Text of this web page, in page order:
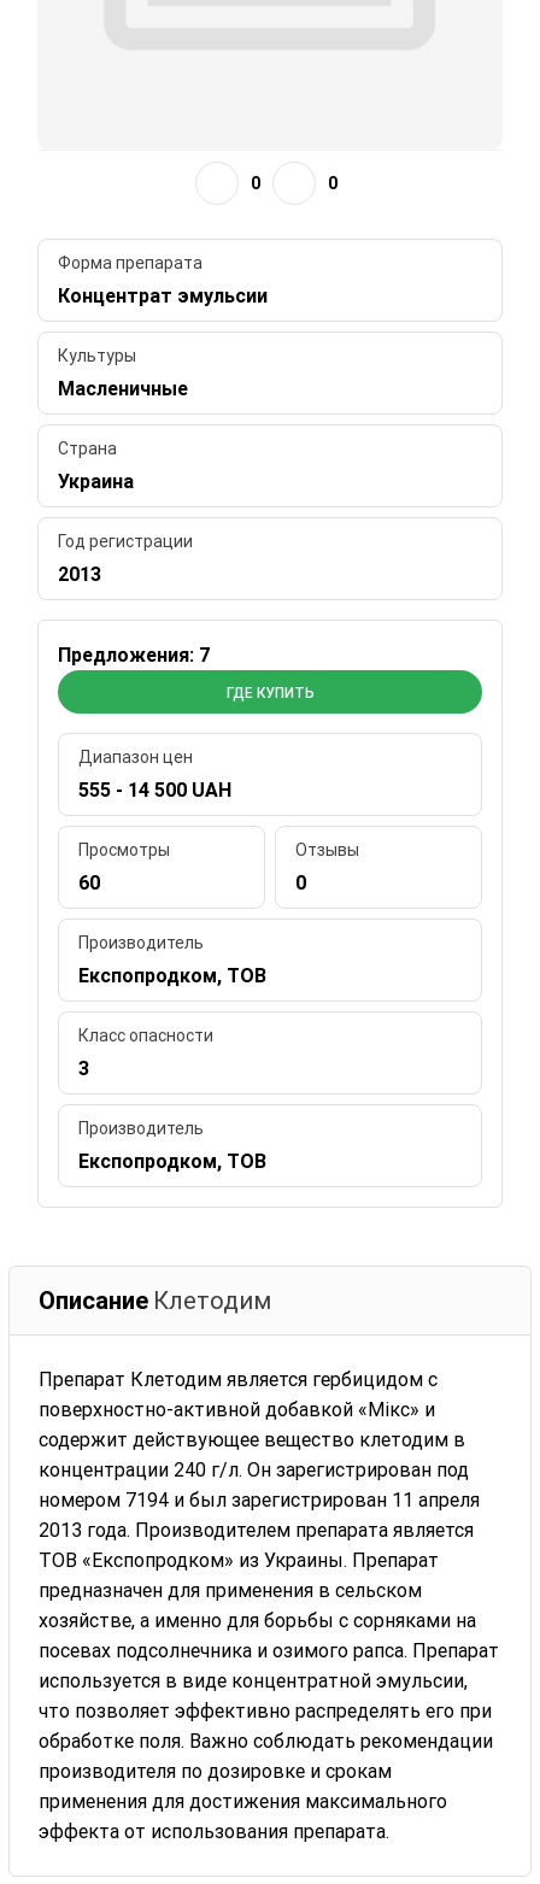
0 0
Форма препарата
Концентрат эмульсии
Культуры
Масленичные
Страна
Украина
Год регистрации
2013
Предложения: 7
ГДЕ КУПИТЬ
Диапазон цен
555 - 14 500 UAH
Просмотры
60
Отзывы
0
Производитель
Експопродком, ТОВ
Класс опасности
3
Производитель
Експопродком, ТОВ
Описание Клетодим
Препарат Клетодим является гербицидом с
поверхностно-активной добавкой «Мікс» и
содержит действующее вещество клетодим в
концентрации 240 г/л. Он зарегистрирован под
номером 7194 и был зарегистрирован 11 апреля
2013 года. Производителем препарата является
ТОВ «Експопродком» из Украины. Препарат
предназначен для применения в сельском
хозяйстве, а именно для борьбы с сорняками на
посевах подсолнечника и озимого рапса. Препарат
используется в виде концентратной эмульсии,
что позволяет эффективно распределять его при
обработке поля. Важно соблюдать рекомендации
производителя по дозировке и срокам
применения для достижения максимального
эффекта от использования препарата.